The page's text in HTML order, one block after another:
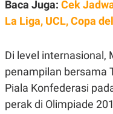
V
K
O
N
A
P
R
E
S
Baca Juga: Cek
La Liga, UCL, Copa
Di level internasional,
penampilan bersama
Piala Konfederasi
perak di Olimpiade